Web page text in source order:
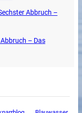
Abbruch –
– Das